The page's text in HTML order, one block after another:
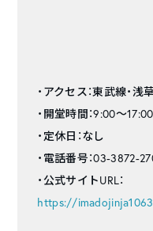
・アクセス：東武線・
・開堂時間：9:00〜17:00
・定休日：なし
・電話番号：03-3872-
・公式サイトURL：
https://